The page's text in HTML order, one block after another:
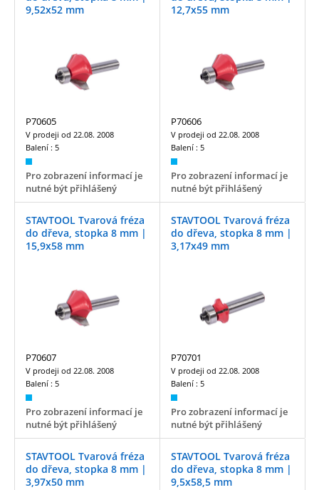
9,52x52 mm
P70605
V prodeji od 22.08. 2008
Balení : 5
Pro zobrazení informací je
nutné být přihlášený
12,7x55 mm
P70606
V prodeji od 22.08. 2008
Balení : 5
Pro zobrazení informací je
nutné být přihlášený
STAVTOOL Tvarová fréza
do dřeva, stopka 8 mm |
15,9x58 mm
P70607
V prodeji od 22.08. 2008
Balení : 5
Pro zobrazení informací je
nutné být přihlášený
STAVTOOL Tvarová fréza
do dřeva, stopka 8 mm |
3,17x49 mm
P70701
V prodeji od 22.08. 2008
Balení : 5
Pro zobrazení informací je
nutné být přihlášený
STAVTOOL Tvarová fréza
do dřeva, stopka 8 mm |
3,97x50 mm
STAVTOOL Tvarová fréza
do dřeva, stopka 8 mm |
9,5x58,5 mm